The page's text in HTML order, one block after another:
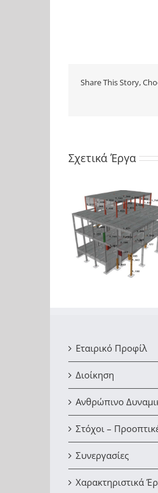
Share This Story,
Σχετικά Έργα
Μελέτη
Εταιρικό Προφίλ
Διοίκηση
Ανθρώπινο
Στόχοι –
Συνεργασίες
Χαρακτηριστικά